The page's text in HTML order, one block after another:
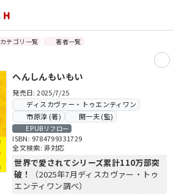
カテゴリ一覧 著者一覧
へんしんもいもい
発売日: 2025/7/25
ディスカヴァー・トゥエンティワン
市原淳 (著)
開一夫 (監)
EPUBリフロー
ISBN: 9784799331729
全文検索: 非対応
世界で愛されてシリーズ累計110万部突
破！
（2025年7月ディスカヴァー・トゥ
エンティワン調べ）